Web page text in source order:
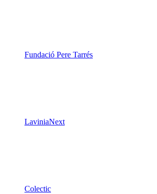
Fundació Pere Tarrés
LaviniaNext
Colectic